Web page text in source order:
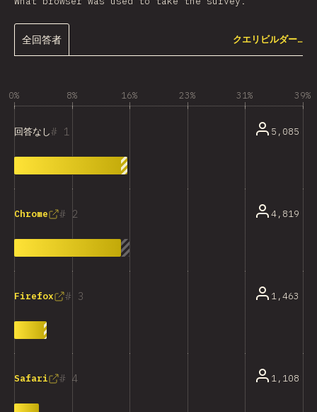
全回答者 クエリビルダー…
0% 8% 16% 23% 31% 39%
1
回答なし 5,085
2
Chrome 4,819
3
Firefox 1,463
4
Safari 1,108